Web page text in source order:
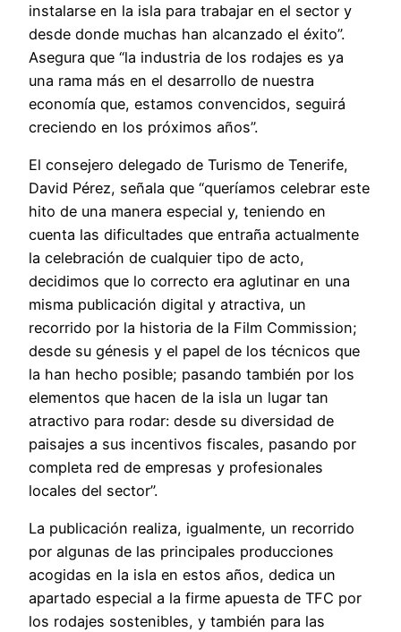
instalarse en la isla para trabajar en el sector y
desde donde muchas han alcanzado el éxito”.
Asegura que “la industria de los rodajes es ya
una rama más en el desarrollo de nuestra
economía que, estamos convencidos, seguirá
creciendo en los próximos años”.
El consejero delegado de Turismo de Tenerife,
David Pérez, señala que “queríamos celebrar este
hito de una manera especial y, teniendo en
cuenta las dificultades que entraña actualmente
la celebración de cualquier tipo de acto,
decidimos que lo correcto era aglutinar en una
misma publicación digital y atractiva, un
recorrido por la historia de la Film Commission;
desde su génesis y el papel de los técnicos que
la han hecho posible; pasando también por los
elementos que hacen de la isla un lugar tan
atractivo para rodar: desde su diversidad de
paisajes a sus incentivos fiscales, pasando por
completa red de empresas y profesionales
locales del sector”.
La publicación realiza, igualmente, un recorrido
por algunas de las principales producciones
acogidas en la isla en estos años, dedica un
apartado especial a la firme apuesta de TFC por
los rodajes sostenibles, y también para las